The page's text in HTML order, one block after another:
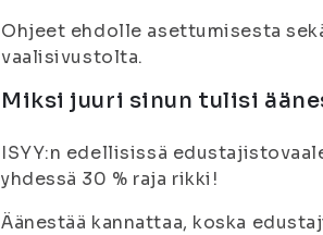
Ohjeet ehdolle asettumisesta
vaalisivustolta.
Miksi juuri sinun tulisi
ISYY:n edellisissä
yhdessä 30 % raja rikki!
Äänestää kannattaa, koska